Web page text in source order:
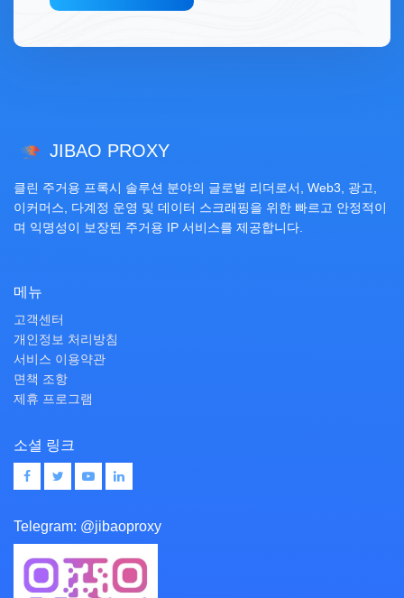
JIBAO PROXY
클린 주거용 프록시 솔루션 분야의 글로벌 리더로서, Web3, 광고,
이커머스, 다계정 운영 및 데이터 스크래핑을 위한 빠르고 안정적이
며 익명성이 보장된 주거용 IP 서비스를 제공합니다.
메뉴
고객센터
개인정보 처리방침
서비스 이용약관
면책 조항
제휴 프로그램
소셜 링크
Telegram: @jibaoproxy